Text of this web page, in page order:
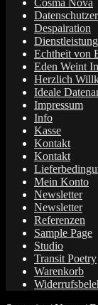
Cosma Nova
Despairation
Echtheit von
Eden Weint
Herzlich
Ideale
Impressum
Info
Kasse
Kontakt
Kontakt
Mein Konto
Newsletter
Newsletter
Referenzen
Sample Page
Studio
Transit Poetry
Warenkorb